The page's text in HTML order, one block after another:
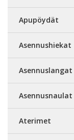
Apupöydät
Asennushiekat
Asennuslangat
Asennusnaulat
Aterimet